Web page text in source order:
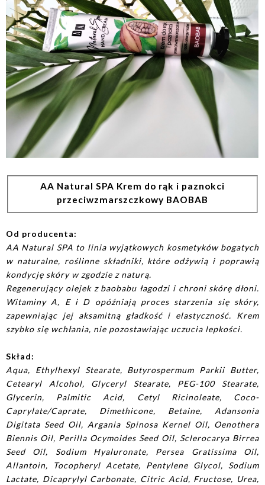
AA Natural SPA Krem do rąk i paznokci
przeciwzmarszczkowy BAOBAB
Od producenta:
AA Natural SPA to linia wyjątkowych kosmetyków bogatych
w naturalne, roślinne składniki, które odżywią i poprawią
kondycję skóry w zgodzie z naturą.
Regenerujący olejek z baobabu łagodzi i chroni skórę dłoni.
Witaminy A, E i D opóźniają proces starzenia się skóry,
zapewniając jej aksamitną gładkość i elastyczność. Krem
szybko się wchłania, nie pozostawiając uczucia lepkości.
Skład:
Aqua, Ethylhexyl Stearate, Butyrospermum Parkii Butter,
Cetearyl Alcohol, Glyceryl Stearate, PEG-100 Stearate,
Glycerin, Palmitic Acid, Cetyl Ricinoleate, Coco-
Caprylate/Caprate, Dimethicone, Betaine, Adansonia
Digitata Seed Oil, Argania Spinosa Kernel Oil, Oenothera
Biennis Oil, Perilla Ocymoides Seed Oil, Sclerocarya Birrea
Seed Oil, Sodium Hyaluronate, Persea Gratissima Oil,
Allantoin, Tocopheryl Acetate, Pentylene Glycol, Sodium
Lactate, Dicaprylyl Carbonate, Citric Acid, Fructose, Urea,